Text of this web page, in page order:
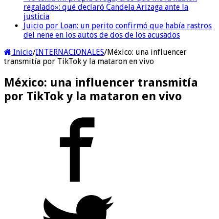
regalado»: qué declaró Candela Arizaga ante la
justicia
Juicio por Loan: un perito confirmó que había rastros
del nene en los autos de dos de los acusados
Inicio/INTERNACIONALES/México: una influencer
transmitía por TikTok y la mataron en vivo
México: una influencer transmitía
por TikTok y la mataron en vivo